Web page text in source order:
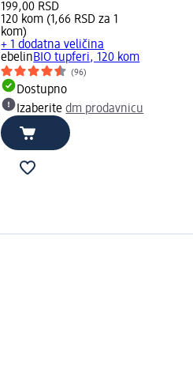
199,00 RSD
120 kom (1,66 RSD za 1
kom)
+ 1 dodatna veličina
ebelinBIO tupferi, 120 kom
(96)
Dostupno
Izaberitedm prodavnicu